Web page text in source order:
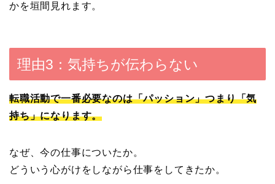
かを垣間見れます。
理由3：気持ちが伝わらない
転職活動で一番必要なのは「パッション」つまり「気
持ち」になります。
なぜ、今の仕事についたか。
どういう心がけをしながら仕事をしてきたか。